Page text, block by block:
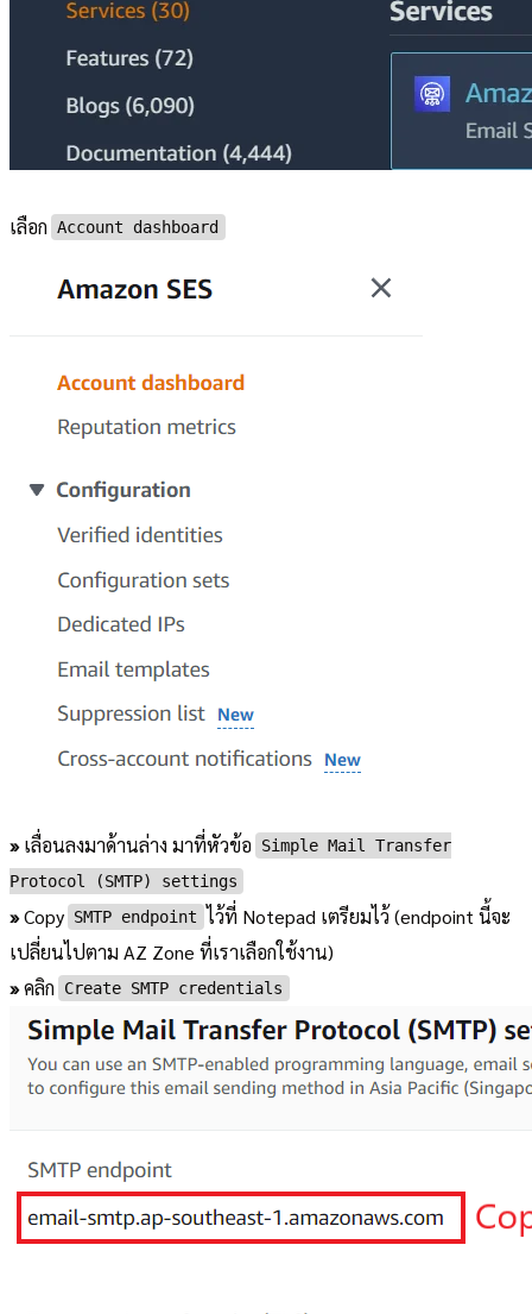
เลือก Account dashboard
»เลื่อนลงมาด้านล่าง มาที่หัวข้อ
Simple Mail Transfer
Protocol (SMTP) settings
»Copy SMTP endpoint ไว้ที่ Notepad เตรียมไว้ (endpoint นี้จะ
เปลี่ยนไปตาม AZ Zone ที่เราเลือกใช้งาน)
»คลิก Create SMTP credentials